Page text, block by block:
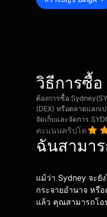
วิธีการซื้อ
ต้องการซื้อ
(DEX) หรือตลาดแลก
จัดเก็บและจัดการ
คะแนนคริปโต
ฉันสามา
แม้ว่า Sydney จะยั
กระจายอำนาจ หรื
แล้ว คุณสามารถโอ